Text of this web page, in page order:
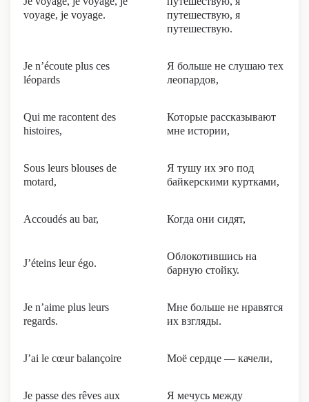
voyage, je voyage.
путешествую, я
путешествую.
Je n’écoute plus ces
léopards
Я больше не слушаю тех
леопардов,
Qui me racontent des
histoires,
Которые рассказывают
мне истории,
Sous leurs blouses de
motard,
Я тушу их эго под
байкерскими куртками,
Accoudés au bar, Когда они сидят,
J’éteins leur égo.
Облокотившись на
барную стойку.
Je n’aime plus leurs
regards.
Мне больше не нравятся
их взгляды.
J’ai le cœur balançoire Моё сердце — качели,
Je passe des rêves aux
Я мечусь между